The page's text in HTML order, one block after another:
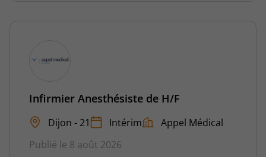
Infirmier Anesthésiste de H/F
Dijon - 21 Intérim
Appel Médical
Publié le 8 août 2026